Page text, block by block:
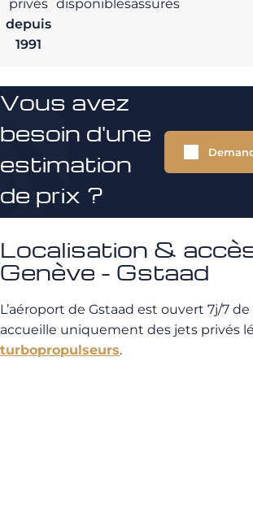
privés
depuis
1991
disponiblesassurés
Vous avez
besoin d'une
estimation
de prix ?
Localisation &
Genève - Gstaad
L’aéroport de Gstaad est ouvert 7j/7 de
accueille uniquement des jets privés
turbopropulseurs.